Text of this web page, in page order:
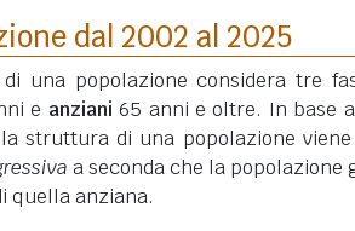
dal 2002 al 2025
una popolazione considera tre
e anziani 65 anni e oltre. In base
struttura di una popolazione
a seconda che la popolazione
quella anziana.